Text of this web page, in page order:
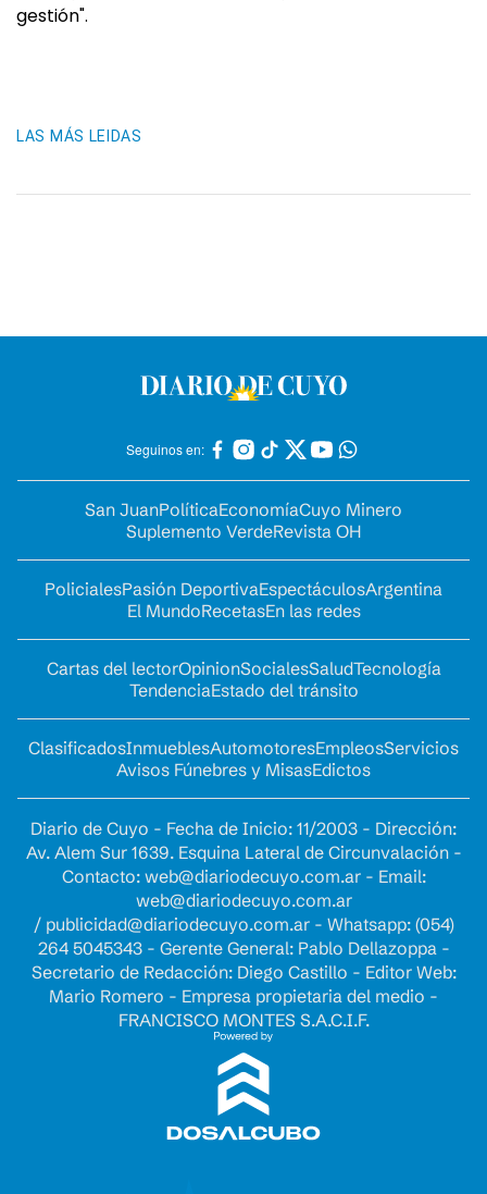
gestión".
LAS MÁS LEIDAS
Seguinos en:
San JuanPolíticaEconomíaCuyo Minero
Suplemento VerdeRevista OH
PolicialesPasión DeportivaEspectáculosArgentina
El MundoRecetasEn las redes
Cartas del lectorOpinionSocialesSaludTecnología
TendenciaEstado del tránsito
ClasificadosInmueblesAutomotoresEmpleosServicios
Avisos Fúnebres y MisasEdictos
Diario de Cuyo - Fecha de Inicio: 11/2003 - Dirección:
Av. Alem Sur 1639. Esquina Lateral de Circunvalación -
Contacto: web@diariodecuyo.com.ar- Email:
web@diariodecuyo.com.ar
/ publicidad@diariodecuyo.com.ar- Whatsapp: (054)
264 5045343 - Gerente General: Pablo Dellazoppa -
Secretario de Redacción: Diego Castillo - Editor Web:
Mario Romero - Empresa propietaria del medio -
FRANCISCO MONTES S.A.C.I.F.